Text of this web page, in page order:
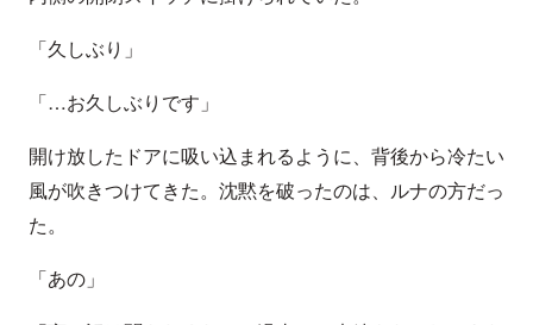
「久しぶり」
「…お久しぶりです」
開け放したドアに吸い込まれるように、背後から冷たい
風が吹きつけてきた。沈黙を破ったのは、ルナの方だっ
た。
「あの」